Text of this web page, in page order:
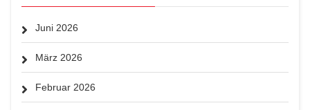
Juni 2026
März 2026
Februar 2026